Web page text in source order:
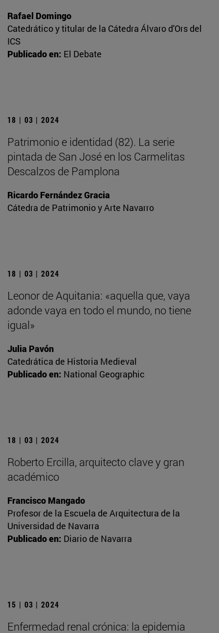
Rafael Domingo
Catedrático y titular de la Cátedra Álvaro d'Ors del
ICS
Publicado en: El Debate
18 | 03 | 2024
Patrimonio e identidad (82). La serie
pintada de San José en los Carmelitas
Descalzos de Pamplona
Ricardo Fernández Gracia
Cátedra de Patrimonio y Arte Navarro
18 | 03 | 2024
Leonor de Aquitania: «aquella que, vaya
adonde vaya en todo el mundo, no tiene
igual»
Julia Pavón
Catedrática de Historia Medieval
Publicado en: National Geographic
18 | 03 | 2024
Roberto Ercilla, arquitecto clave y gran
académico
Francisco Mangado
Profesor de la Escuela de Arquitectura de la
Universidad de Navarra
Publicado en: Diario de Navarra
15 | 03 | 2024
Enfermedad renal crónica: la epidemia